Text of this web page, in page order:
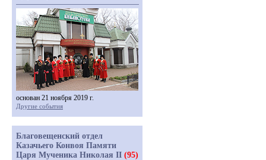
основан 21 ноября 2019 г.
Другие события
Благовещенский отдел
Казачьего Конвоя Памяти
Царя Мученика Николая II (95)